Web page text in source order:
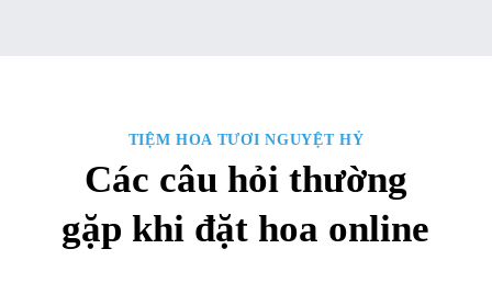
TIỆM HOA TƯƠI NGUYỆT HỶ
Các câu hỏi thường
gặp khi đặt hoa online